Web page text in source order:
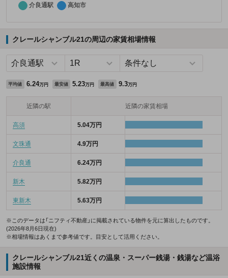
クレールシャンブル21の周辺の家賃相場情報
平均値 6.24万円 最安値 5.23万円 最高値 9.3万円
近隣の駅 近隣の家賃相場
高須 5.04万円
文珠通 4.9万円
介良通 6.24万円
新木 5.82万円
東新木 5.63万円
※このデータは「ニフティ不動産」に掲載されている物件を元に算出したものです。
(2026年8月6日現在)
※相場情報はあくまで参考値です。目安として活用ください。
クレールシャンブル21近くの温泉・スーパー銭湯・銭湯など温浴
施設情報